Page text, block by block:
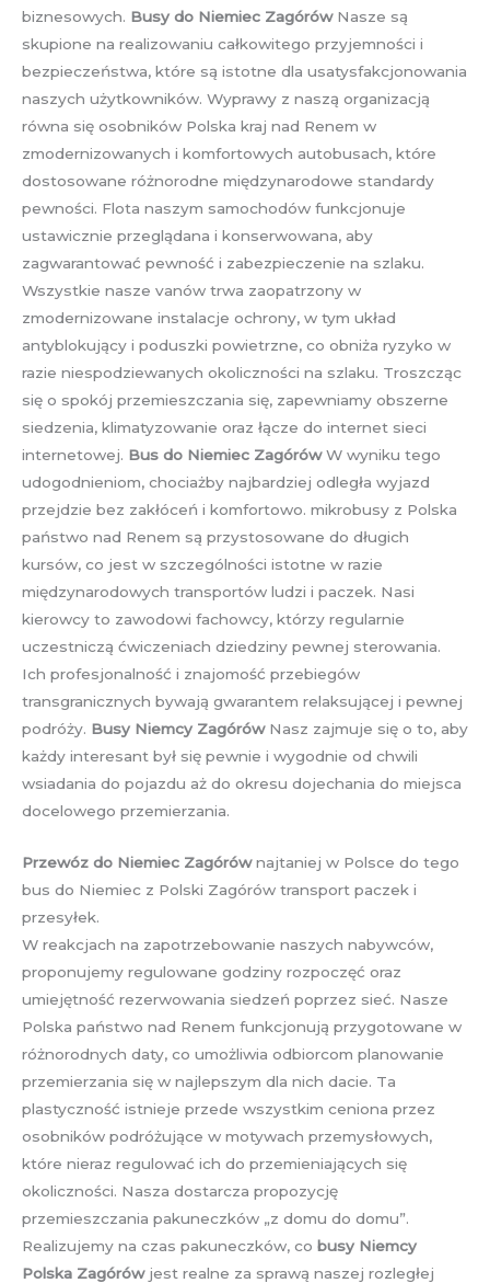
biznesowych. Busy do Niemiec ZagórówNasze są
skupione na realizowaniu całkowitego przyjemności i
bezpieczeństwa, które są istotne dla usatysfakcjonowania
naszych użytkowników. Wyprawy z naszą organizacją
równa się osobników Polska kraj nad Renem w
zmodernizowanych i komfortowych autobusach, które
dostosowane różnorodne międzynarodowe standardy
pewności. Flota naszym samochodów funkcjonuje
ustawicznie przeglądana i konserwowana, aby
zagwarantować pewność i zabezpieczenie na szlaku.
Wszystkie nasze vanów trwa zaopatrzony w
zmodernizowane instalacje ochrony, w tym układ
antyblokujący i poduszki powietrzne, co obniża ryzyko w
razie niespodziewanych okoliczności na szlaku. Troszcząc
się o spokój przemieszczania się, zapewniamy obszerne
siedzenia, klimatyzowanie oraz łącze do internet sieci
internetowej. Bus do Niemiec ZagórówW wyniku tego
udogodnieniom, chociażby najbardziej odległa wyjazd
przejdzie bez zakłóceń i komfortowo. mikrobusy z Polska
państwo nad Renem są przystosowane do długich
kursów, co jest w szczególności istotne w razie
międzynarodowych transportów ludzi i paczek. Nasi
kierowcy to zawodowi fachowcy, którzy regularnie
uczestniczą ćwiczeniach dziedziny pewnej sterowania.
Ich profesjonalność i znajomość przebiegów
transgranicznych bywają gwarantem relaksującej i pewnej
podróży. Busy Niemcy ZagórówNasz zajmuje się o to, aby
każdy interesant był się pewnie i wygodnie od chwili
wsiadania do pojazdu aż do okresu dojechania do miejsca
docelowego przemierzania.
Przewóz do Niemiec Zagórównajtaniej w Polsce do tego
bus do Niemiec z Polski Zagórów transport paczek i
przesyłek.
W reakcjach na zapotrzebowanie naszych nabywców,
proponujemy regulowane godziny rozpoczęć oraz
umiejętność rezerwowania siedzeń poprzez sieć. Nasze
Polska państwo nad Renem funkcjonują przygotowane w
różnorodnych daty, co umożliwia odbiorcom planowanie
przemierzania się w najlepszym dla nich dacie. Ta
plastyczność istnieje przede wszystkim ceniona przez
osobników podróżujące w motywach przemysłowych,
które nieraz regulować ich do przemieniających się
okoliczności. Nasza dostarcza propozycję
przemieszczania pakuneczków „z domu do domu”.
Realizujemy na czas pakuneczków, co busy Niemcy
Polska Zagórówjest realne za sprawą naszej rozległej